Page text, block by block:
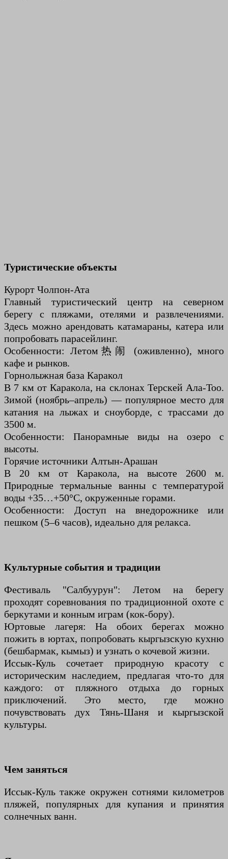
Туристические объекты
Курорт Чолпон-Ата
Главный туристический центр на северном
берегу с пляжами, отелями и развлечениями.
Здесь можно арендовать катамараны, катера или
попробовать парасейлинг.
Особенности: Летом热闹 (оживленно), много
кафе и рынков.
Горнолыжная база Каракол
В 7 км от Каракола, на склонах Терскей Ала-Тоо.
Зимой (ноябрь–апрель) — популярное место для
катания на лыжах и сноуборде, с трассами до
3500 м.
Особенности: Панорамные виды на озеро с
высоты.
Горячие источники Алтын-Арашан
В 20 км от Каракола, на высоте 2600 м.
Природные термальные ванны с температурой
воды +35…+50°C, окруженные горами.
Особенности: Доступ на внедорожнике или
пешком (5–6 часов), идеально для релакса.
Культурные события и традиции
Фестиваль "Салбуурун": Летом на берегу
проходят соревнования по традиционной охоте с
беркутами и конным играм (кок-бору).
Юртовые лагеря: На обоих берегах можно
пожить в юртах, попробовать кыргызскую кухню
(бешбармак, кымыз) и узнать о кочевой жизни.
Иссык-Куль сочетает природную красоту с
историческим наследием, предлагая что-то для
каждого: от пляжного отдыха до горных
приключений. Это место, где можно
почувствовать дух Тянь-Шаня и кыргызской
культуры.
Чем заняться
Иссык-Куль также окружен сотнями километров
пляжей, популярных для купания и принятия
солнечных ванн.